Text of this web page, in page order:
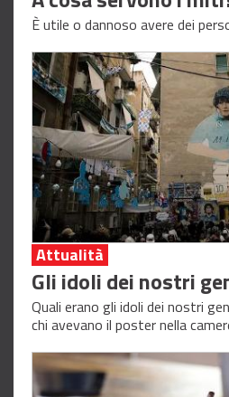
È utile o dannoso avere dei
Attualità
Gli idoli dei nostri
Quali erano gli idoli dei nostri
chi avevano il poster nella